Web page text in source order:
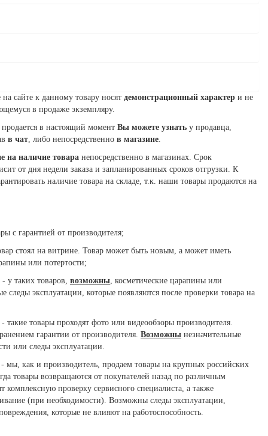
сайте к данному товару носят демонстрационный характер и не
в продаже экземпляру.
в настоящий момент Вы можете узнать у продавца,
в чат, либо непосредственно в магазине.
на наличие товара непосредственно в магазинах. Срок
от дня недели заказа и запланированных сроков отгрузки. К
наличие товара на складе, т.к. наши товары продаются на
с гарантией от производителя;
стоял на витрине. Товар может быть новым, а может иметь
или потертости;
- у таких товаров, возможны, косметические царапины или
следы эксплуатации, которые появляются после проверки товара на
- такие товары проходят фото или видеообзоры производителя.
гарантии от производителя. Возможны незначительные
или следы эксплуатации.
мы, как и производитель, продаем товары на крупных российских
товары возвращаются от покупателей назад по различным
комплексную проверку сервисного специалиста, а также
(при необходимости). Возможны следы эксплуатации,
которые не влияют на работоспособность.